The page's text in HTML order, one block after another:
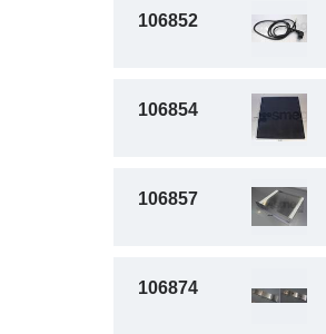
106852
106854
106857
106874